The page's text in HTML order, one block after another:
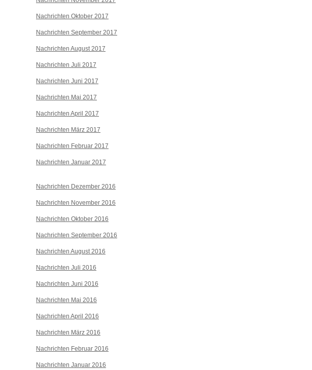
Nachrichten Oktober 2017
Nachrichten September 2017
Nachrichten August 2017
Nachrichten Juli 2017
Nachrichten Juni 2017
Nachrichten Mai 2017
Nachrichten April 2017
Nachrichten März 2017
Nachrichten Februar 2017
Nachrichten Januar 2017
Nachrichten Dezember 2016
Nachrichten November 2016
Nachrichten Oktober 2016
Nachrichten September 2016
Nachrichten August 2016
Nachrichten Juli 2016
Nachrichten Juni 2016
Nachrichten Mai 2016
Nachrichten April 2016
Nachrichten März 2016
Nachrichten Februar 2016
Nachrichten Januar 2016